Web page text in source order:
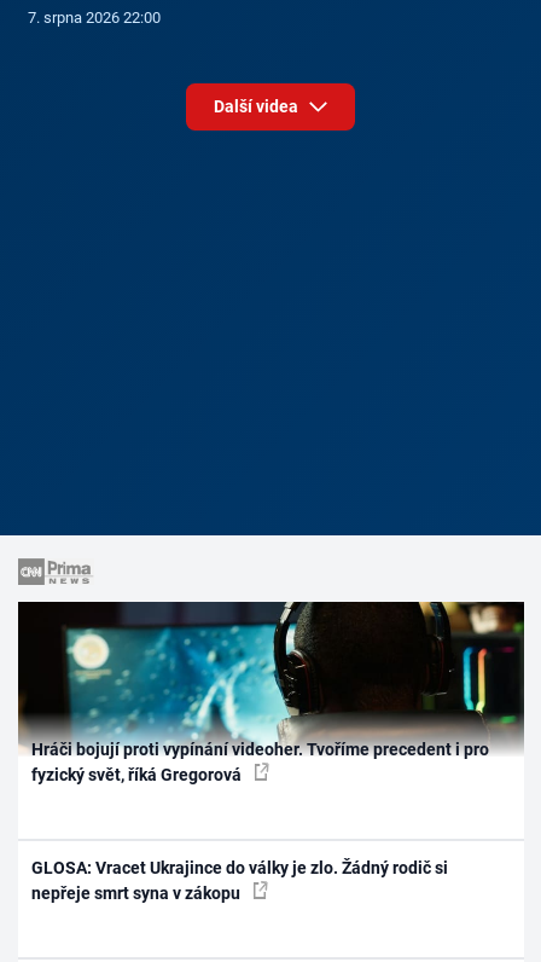
7. srpna 2026 22:00
Další videa
Hráči bojují proti vypínání videoher. Tvoříme precedent i pro
fyzický svět, říká Gregorová
GLOSA: Vracet Ukrajince do války je zlo. Žádný rodič si
nepřeje smrt syna v zákopu